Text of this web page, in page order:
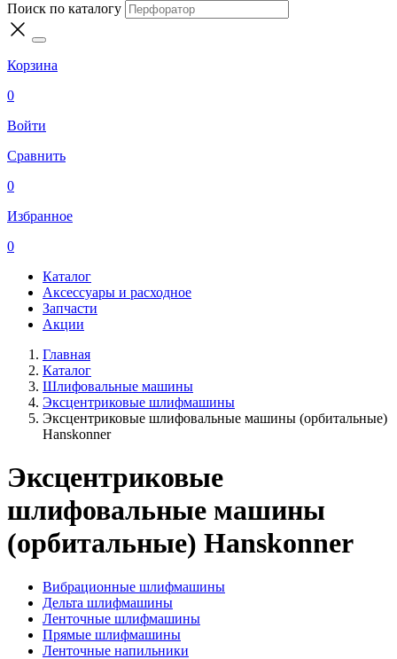
Поиск по каталогу
Корзина
0
Войти
Сравнить
0
Избранное
0
Каталог
Аксессуары и расходное
Запчасти
Акции
Главная
Каталог
Шлифовальные машины
Эксцентриковые шлифмашины
Эксцентриковые шлифовальные машины (орбитальные)
Hanskonner
Эксцентриковые
шлифовальные машины
(орбитальные) Hanskonner
Вибрационные шлифмашины
Дельта шлифмашины
Ленточные шлифмашины
Прямые шлифмашины
Ленточные напильники